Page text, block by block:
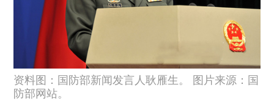
资料图：国防部新闻发言人耿雁生。 图片来源：国
防部网站。